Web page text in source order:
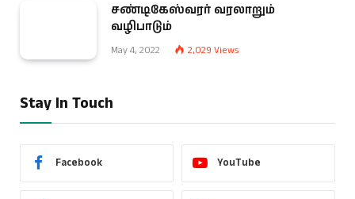
சண்டிகேஸ்வரர் வரலாறும்
வழிபாடும்
May 4, 2022 2,029 Views
Stay In Touch
Facebook YouTube